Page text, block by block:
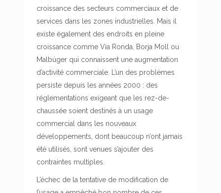
croissance des secteurs commerciaux et de
services dans les zones industrielles. Mais il
existe également des endroits en pleine
croissance comme Vía Ronda, Borja Moll ou
Malbúger qui connaissent une augmentation
d’activité commerciale. L’un des problèmes
persiste depuis les années 2000 : des
réglementations exigeant que les rez-de-
chaussée soient destinés à un usage
commercial dans les nouveaux
développements, dont beaucoup n’ont jamais
été utilisés, sont venues s’ajouter des
contraintes multiples.
L’échec de la tentative de modification de